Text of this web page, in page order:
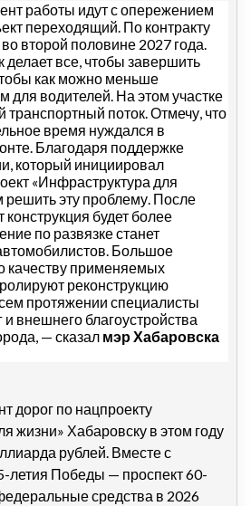
работы идут с опережением
переходящий. По контракту
второй половине 2027 года.
делает все, чтобы завершить
как можно меньше
для водителей. На этом участке
транспортный поток. Отмечу, что
время нуждался в
Благодаря поддержке
который инициировал
«Инфраструктура для
эту проблему. После
будет более
по развязке станет
Большое
качеству применяемых
реконструкцию
протяжении специалисты
внешнего благоустройства
— сказал мэр Хабаровска
дорог по нацпроекту
жизни» Хабаровску в этом году
рублей. Вместе с
летия Победы — проспект 60-
средства в 2026